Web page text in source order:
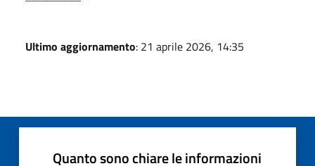
Ultimo aggiornamento: 21 aprile 2026, 14:35
Quanto sono chiare le informazioni